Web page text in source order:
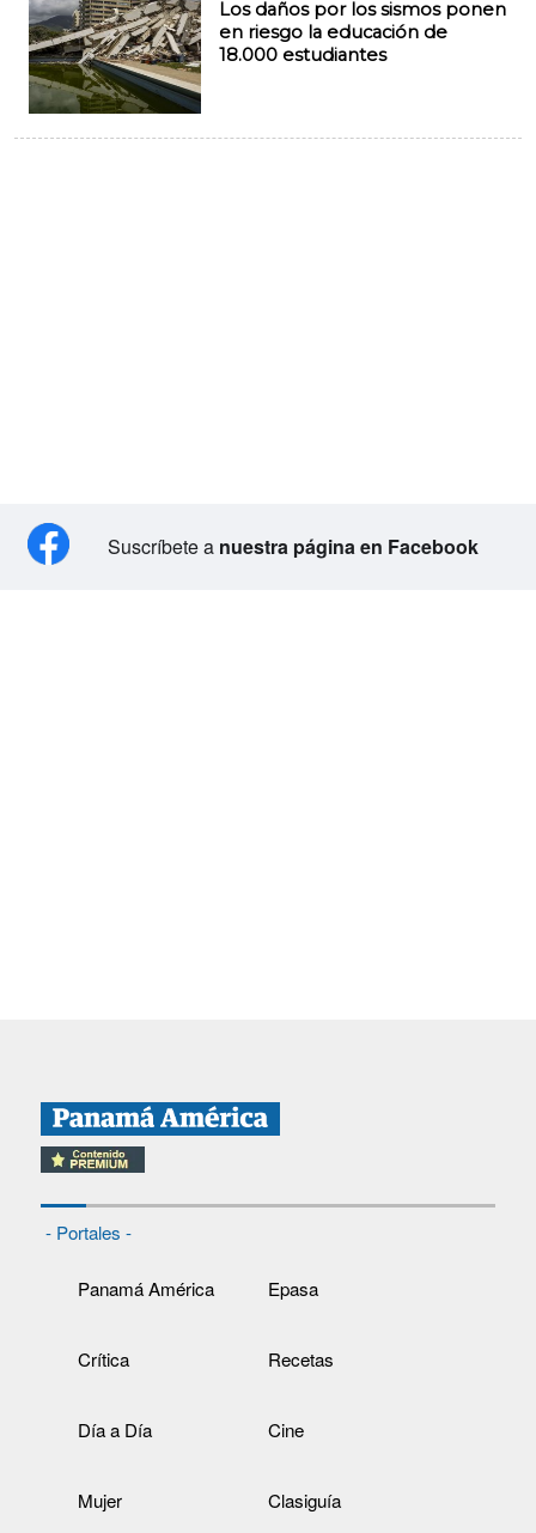
Los daños por los sismos ponen
en riesgo la educación de
18.000 estudiantes
Suscríbete a nuestra página en Facebook
- Portales -
Panamá América Epasa
Crítica Recetas
Día a Día Cine
Mujer Clasiguía